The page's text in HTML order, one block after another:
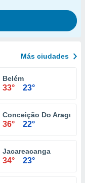
Más ciudades
Belém
33° 23°
Conceição Do Araguaia
36° 22°
Jacareacanga
34° 23°